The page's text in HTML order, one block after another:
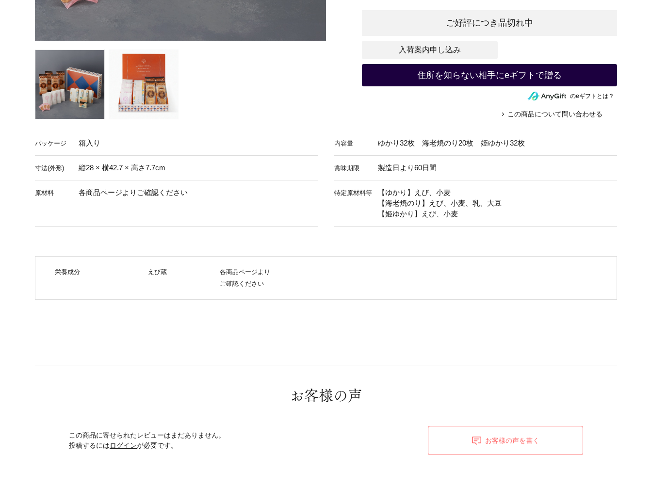
ご好評につき品切れ中
入荷案内申し込み
住所を知らない相手にeギフトで贈る
のeギフトとは？
この商品について問い合わせる
パッケージ 箱入り 内容量 ゆかり32枚 海老焼のり20枚 姫ゆかり32枚
寸法(外形) 縦28 × 横42.7 × 高さ7.7cm 賞味期限 製造日より60日間
原材料 各商品ページよりご確認ください 特定原材料等
【ゆかり】えび、小麦
【海老焼のり】えび、小麦、乳、大豆
【姫ゆかり】えび、小麦
栄養成分 えび蔵
各商品ページより
ご確認ください
お客様の声
この商品に寄せられたレビューはまだありません。
投稿するにはログインが必要です。
お客様の声を書く